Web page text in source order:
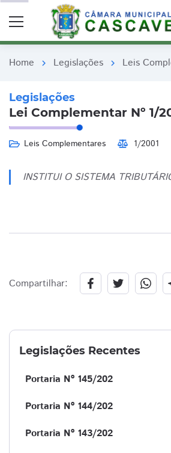
Home chevron_right Legislações chevron_right Leis
Legislações
Lei Complementar Nº 1/
Leis Complementares 1/2001
INSTITUI O SISTEMA
Compartilhar:
Legislações Recentes
Portaria Nº 145/202
Portaria Nº 144/202
Portaria Nº 143/202